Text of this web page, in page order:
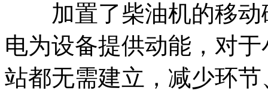
加置了柴油机的移动
电为设备提供动能，对
站都无需建立，减少环